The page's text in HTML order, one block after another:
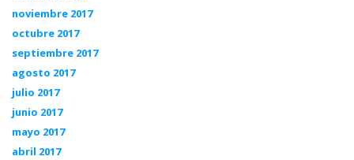
noviembre 2017
octubre 2017
septiembre 2017
agosto 2017
julio 2017
junio 2017
mayo 2017
abril 2017